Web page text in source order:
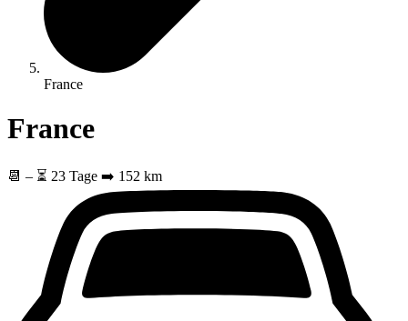
France
France
📆 – ⏳ 23 Tage ➡️ 152 km